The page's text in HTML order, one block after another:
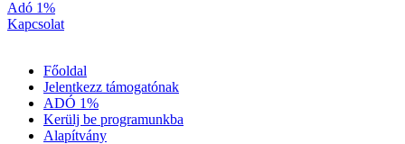
Adó 1%
Kapcsolat
Főoldal
Jelentkezz támogatónak
ADÓ 1%
Kerülj be programunkba
Alapítvány